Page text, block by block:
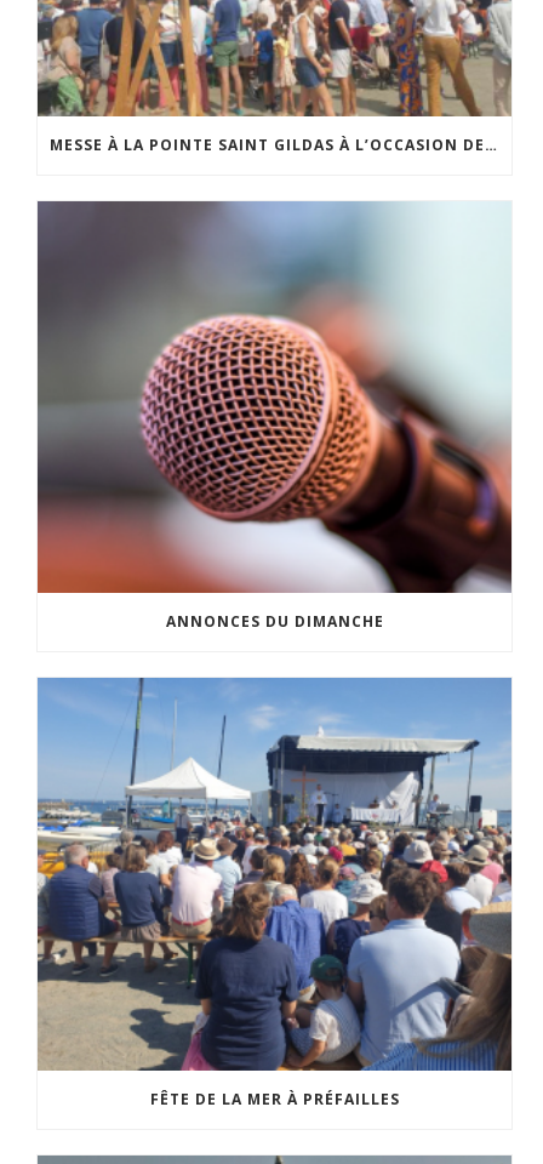
MESSE À LA POINTE SAINT GILDAS À L’OCCASION DE LA FÊTE DE LA MER
ANNONCES DU DIMANCHE
FÊTE DE LA MER À PRÉFAILLES